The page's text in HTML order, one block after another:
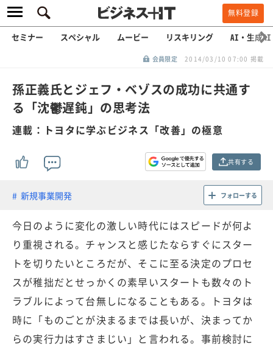
無料登録
セミナー スペシャル ムービー リスキリング AI・生成AI
会員限定 2014/03/10 07:00 掲載
孫正義氏とジェフ・ベゾスの成功に共通す
る「沈鬱遅鈍」の思考法
連載：トヨタに学ぶビジネス「改善」の極意
共有する
新規事業開発 フォローする
今日のように変化の激しい時代にはスピードが何よ
り重視される。チャンスと感じたならすぐにスター
トを切りたいところだが、そこに至る決定のプロセ
スが稚拙だとせっかくの素早いスタートも数々のト
ラブルによって台無しになることもある。トヨタは
時に「ものごとが決まるまでは長いが、決まってか
らの実行力はすさまじい」と言われる。事前検討に